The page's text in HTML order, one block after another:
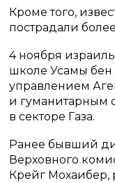
Кроме того,
пострадали
4 ноября
школе Усамы бен
управлением
и гуманитарным
в секторе Газа.
Ранее бывший
Верховного
Крейг Мохаибер,